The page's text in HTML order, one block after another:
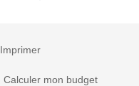
Imprimer
Calculer mon budget